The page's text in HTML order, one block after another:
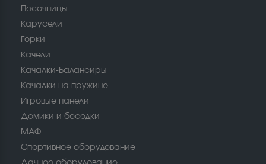
Песочницы
Карусели
Горки
Качели
Качалки-Балансиры
Качалки на пружине
Игровые панели
Домики и беседки
МАФ
Спортивное оборудование